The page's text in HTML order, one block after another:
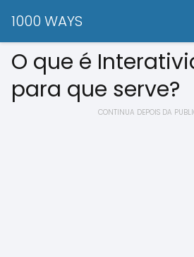
1000 WAYS
O que é
para que serve?
CONTINUA DEPOIS DA